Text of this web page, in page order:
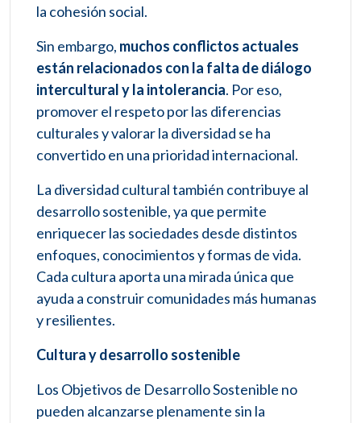
la cohesión social.
Sin embargo, muchos conflictos actuales
están relacionados con la falta de diálogo
intercultural y la intolerancia. Por eso,
promover el respeto por las diferencias
culturales y valorar la diversidad se ha
convertido en una prioridad internacional.
La diversidad cultural también contribuye al
desarrollo sostenible, ya que permite
enriquecer las sociedades desde distintos
enfoques, conocimientos y formas de vida.
Cada cultura aporta una mirada única que
ayuda a construir comunidades más humanas
y resilientes.
Cultura y desarrollo sostenible
Los Objetivos de Desarrollo Sostenible no
pueden alcanzarse plenamente sin la